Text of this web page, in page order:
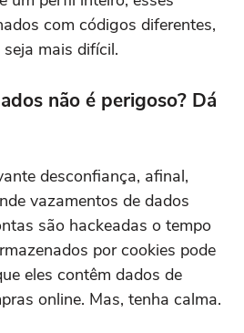
com códigos diferentes,
mais difícil.
não é perigoso? Dá
desconfiança, afinal,
vazamentos de dados
são hackeadas o tempo
por cookies pode
eles contêm dados de
online. Mas, tenha calma.